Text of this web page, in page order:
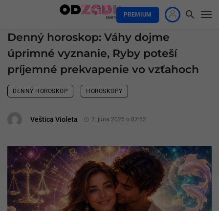
PREMIUM
Denný horoskop: Váhy dojme
úprimné vyznanie, Ryby poteší
príjemné prekvapenie vo vzťahoch
DENNÝ HOROSKOP HOROSKOPY
Veštica Violeta 7. júna 2026 o 07:52